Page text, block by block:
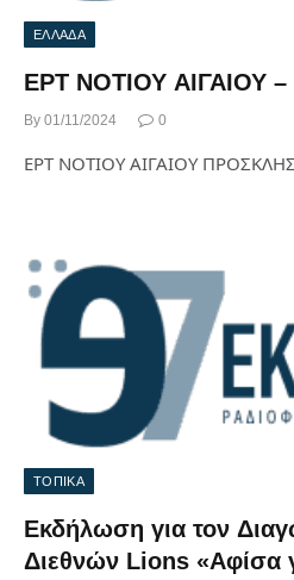
ΕΛΛΑΔΑ
ΕΡΤ ΝΟΤΙΟΥ ΑΙΓΑΙΟΥ
By 01/11/2024 0
ΕΡΤ ΝΟΤΙΟΥ ΑΙΓΑΙΟΥ
ΤΟΠΙΚΑ
Eκδήλωση για τον
Διεθνών Lions «Αφίσα